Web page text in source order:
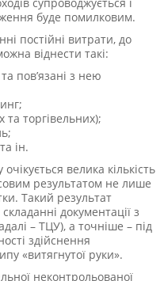
буде помилковим.
постійні витрати, до
віднести такі:
пов’язані з нею
торгівельних);
ін.
велика кількість
результатом не лише
Такий результат
документації з
– ТЦУ), а точніше – під
здійснення
«витягнутої руки».
неконтрольованої